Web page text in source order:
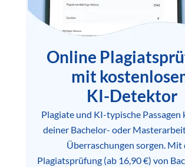
Online
mit
KI-Detektor
Plagiate und KI-typische Passagen
deiner Bachelor- oder
Überraschungen sorgen. Mit
Plagiatsprüfung (ab 16,90 €) von